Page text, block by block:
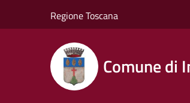
Regione Toscana
Comune di